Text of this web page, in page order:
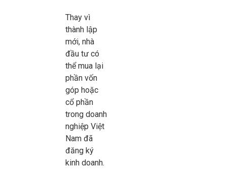
Thay vì
thành lập
mới, nhà
đầu tư có
thể mua lại
phần vốn
góp hoặc
cổ phần
trong doanh
nghiệp Việt
Nam đã
đăng ký
kinh doanh.